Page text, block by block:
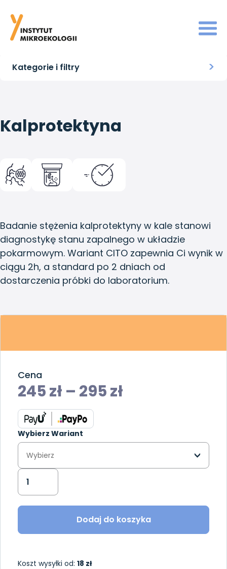
Strona główna> Kalprotektyna
Kategorie i filtry
Kalprotektyna
Badanie stężenia kalprotektyny w kale stanowi
diagnostykę stanu zapalnego w układzie
pokarmowym. Wariant CITO zapewnia Ci wynik w
ciągu 2h, a standard po 2 dniach od
dostarczenia próbki do laboratorium.
Cena
245zł – 295zł
Wybierz Wariant
Wybierz
Dodaj do koszyka
Koszt wysyłki od: 18 zł